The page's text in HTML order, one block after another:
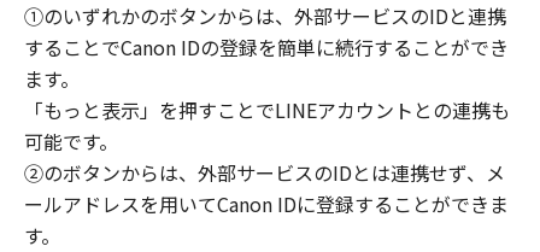
①のいずれかのボタンからは、外部サービスのIDと連携
することでCanon IDの登録を簡単に続行することができ
ます。
「もっと表示」を押すことでLINEアカウントとの連携も
可能です。
②のボタンからは、外部サービスのIDとは連携せず、メ
ールアドレスを用いてCanon IDに登録することができま
す。